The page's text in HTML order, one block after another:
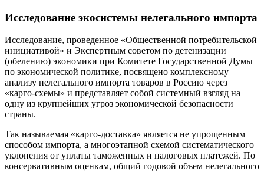
Исследование экосистемы нелегального импорта
Исследование, проведенное «Общественной потребительской
инициативой» и Экспертным советом по детенизации
(обелению) экономики при Комитете Государственной Думы
по экономической политике, посвящено комплексному
анализу нелегального импорта товаров в Россию через
«карго-схемы» и представляет собой системный взгляд на
одну из крупнейших угроз экономической безопасности
страны.
Так называемая «карго-доставка» является не упрощенным
способом импорта, а многоэтапной схемой систематического
уклонения от уплаты таможенных и налоговых платежей. По
консервативным оценкам, общий годовой объем нелегального